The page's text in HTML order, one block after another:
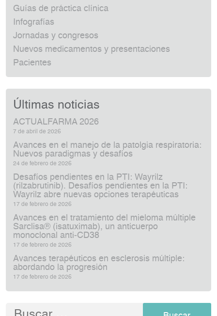
Guías de práctica clínica
Infografías
Jornadas y congresos
Nuevos medicamentos y presentaciones
Pacientes
Últimas noticias
ACTUALFARMA 2026
7 de abril de 2026
Avances en el manejo de la patolgia respiratoria:
Nuevos paradigmas y desafíos
24 de febrero de 2026
Desafíos pendientes en la PTI: Wayrilz
(rilzabrutinib). Desafíos pendientes en la PTI:
Wayrilz abre nuevas opciones terapéuticas
17 de febrero de 2026
Avances en el tratamiento del mieloma múltiple
Sarclisa® (isatuximab), un anticuerpo
monoclonal anti‑CD38
17 de febrero de 2026
Avances terapéuticos en esclerosis múltiple:
abordando la progresión
17 de febrero de 2026
Buscar: